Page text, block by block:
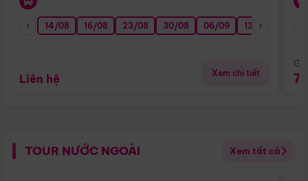
14/08 16/08 23/08 30/08 06/09 13/09
Liên hệ Xem chi tiết
TOUR NƯỚC NGOÀI Xem tất cả
Điểm nổi bật